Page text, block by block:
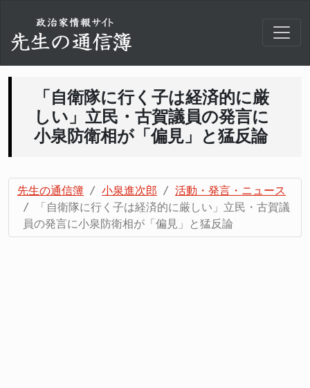
「自衛隊に行く子は経済的に厳
しい」立民・古賀議員の発言に
小泉防衛相が「偏見」と猛反論
先生の通信簿 小泉進次郎
活動・発言・ニュース
「自衛隊に行く子は経済的に厳しい」立民・古賀議
員の発言に小泉防衛相が「偏見」と猛反論